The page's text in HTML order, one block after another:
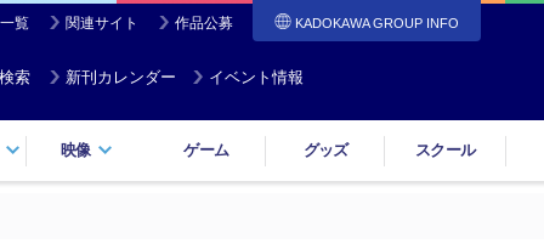
覧 関連サイト 作品公募 KADOKAWA GROUP INFO
索 新刊カレンダー イベント情報
映像 ゲーム グッズ スクール